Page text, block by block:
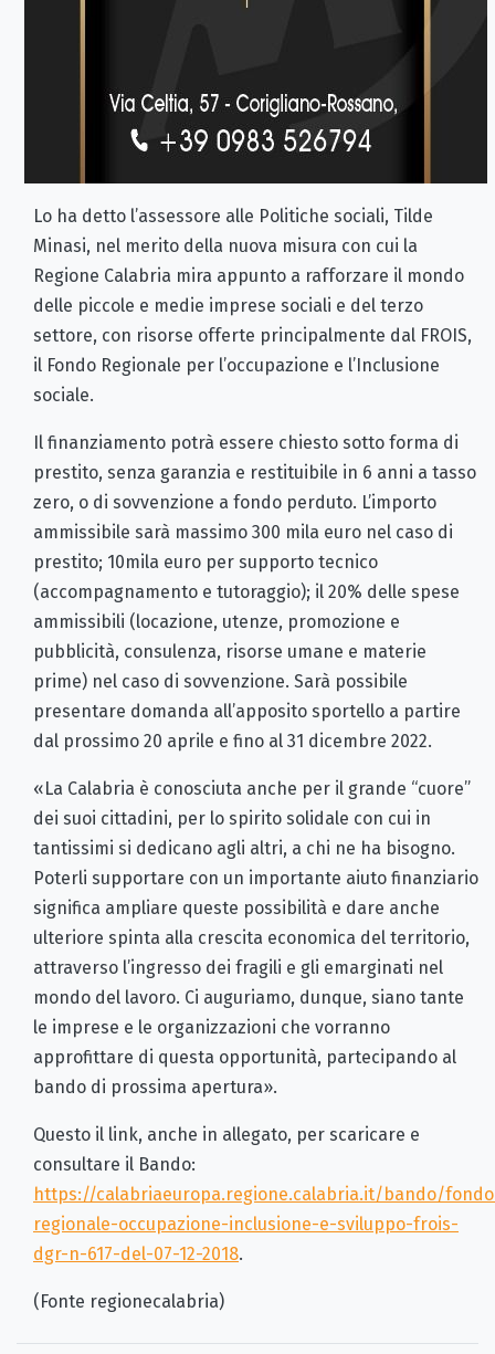
Lo ha detto l’assessore alle Politiche sociali, Tilde
Minasi, nel merito della nuova misura con cui la
Regione Calabria mira appunto a rafforzare il mondo
delle piccole e medie imprese sociali e del terzo
settore, con risorse offerte principalmente dal FROIS,
il Fondo Regionale per l’occupazione e l’Inclusione
sociale.
Il finanziamento potrà essere chiesto sotto forma di
prestito, senza garanzia e restituibile in 6 anni a tasso
zero, o di sovvenzione a fondo perduto. L’importo
ammissibile sarà massimo 300 mila euro nel caso di
prestito; 10mila euro per supporto tecnico
(accompagnamento e tutoraggio); il 20% delle spese
ammissibili (locazione, utenze, promozione e
pubblicità, consulenza, risorse umane e materie
prime) nel caso di sovvenzione. Sarà possibile
presentare domanda all’apposito sportello a partire
dal prossimo 20 aprile e fino al 31 dicembre 2022.
«La Calabria è conosciuta anche per il grande “cuore”
dei suoi cittadini, per lo spirito solidale con cui in
tantissimi si dedicano agli altri, a chi ne ha bisogno.
Poterli supportare con un importante aiuto finanziario
significa ampliare queste possibilità e dare anche
ulteriore spinta alla crescita economica del territorio,
attraverso l’ingresso dei fragili e gli emarginati nel
mondo del lavoro. Ci auguriamo, dunque, siano tante
le imprese e le organizzazioni che vorranno
approfittare di questa opportunità, partecipando al
bando di prossima apertura».
Questo il link, anche in allegato, per scaricare e
consultare il Bando:
https://calabriaeuropa.regione.calabria.it/bando/
regionale-occupazione-inclusione-e-sviluppo-frois-
dgr-n-617-del-07-12-2018.
(Fonte regionecalabria)